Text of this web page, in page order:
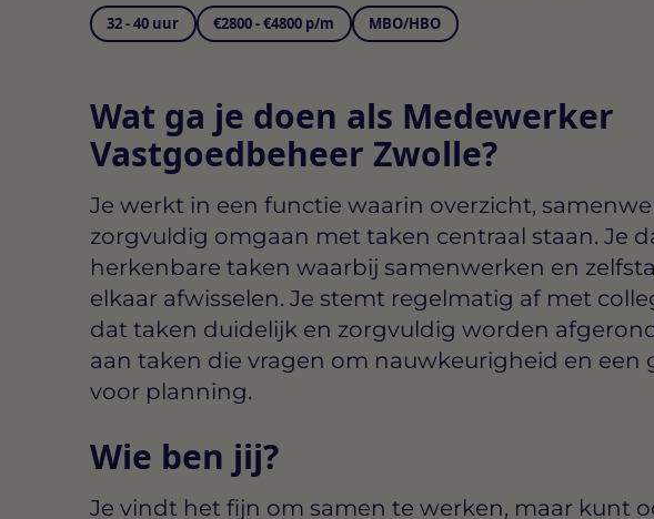
32 - 40 uur €2800 - €4800 p/m MBO/HBO
Wat ga je doen als Medewerker
Vastgoedbeheer Zwolle?
Je werkt in een functie waarin overzicht,
zorgvuldig omgaan met taken centraal staan. Je
herkenbare taken waarbij samenwerken en
elkaar afwisselen. Je stemt regelmatig af met
dat taken duidelijk en zorgvuldig worden
aan taken die vragen om nauwkeurigheid en een
voor planning.
Wie ben jij?
Je vindt het fijn om samen te werken, maar kunt